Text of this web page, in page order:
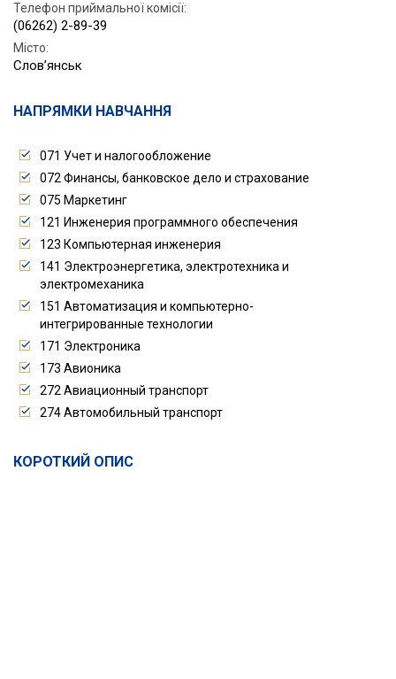
Телефон приймальної комісії:
(06262) 2-89-39
Місто:
Слов’янськ
НАПРЯМКИ НАВЧАННЯ
071 Учет и налогообложение
072 Финансы, банковское дело и страхование
075 Маркетинг
121 Инженерия программного обеспечения
123 Компьютерная инженерия
141 Электроэнергетика, электротехника и
электромеханика
151 Автоматизация и компьютерно-
интегрированные технологии
171 Электроника
173 Авионика
272 Авиационный транспорт
274 Автомобильный транспорт
КОРОТКИЙ ОПИС